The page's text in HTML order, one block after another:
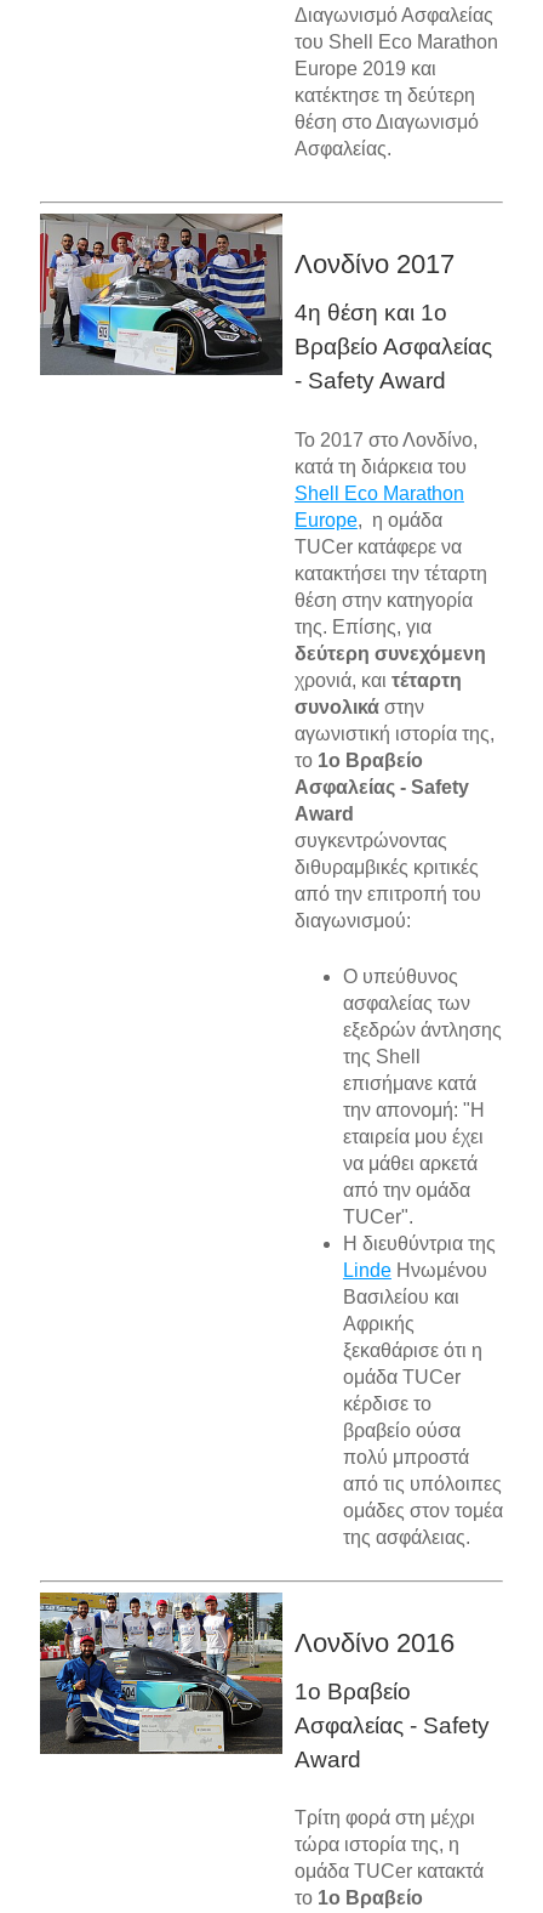
Διαγωνισμό Ασφαλείας
του Shell Eco Marathon
Europe 2019 και
κατέκτησε τη δεύτερη
θέση στο Διαγωνισμό
Ασφαλείας.
Λονδίνο 2017
4η θέση και 1ο
Βραβείο Ασφαλείας
- Safety Award
Το 2017 στο Λονδίνο,
κατά τη διάρκεια του
Shell Eco Marathon
Europe, η ομάδα
TUCer κατάφερε να
κατακτήσει την τέταρτη
θέση στην κατηγορία
της. Επίσης, για
δεύτερη συνεχόμενη
χρονιά, και τέταρτη
συνολικάστην
αγωνιστική ιστορία της,
το 1ο Βραβείο
Ασφαλείας - Safety
Award
συγκεντρώνοντας
διθυραμβικές κριτικές
από την επιτροπή του
διαγωνισμού:
Ο υπεύθυνος
ασφαλείας των
εξεδρών άντλησης
της Shell
επισήμανε κατά
την απονομή: "Η
εταιρεία μου έχει
να μάθει αρκετά
από την ομάδα
TUCer".
Η διευθύντρια της
LindeΗνωμένου
Βασιλείου και
Αφρικής
ξεκαθάρισε ότι η
ομάδα TUCer
κέρδισε το
βραβείο ούσα
πολύ μπροστά
από τις υπόλοιπες
ομάδες στον τομέα
της ασφάλειας.
Λονδίνο 2016
1ο Βραβείο
Ασφαλείας - Safety
Award
Τρίτη φορά στη μέχρι
τώρα ιστορία της, η
ομάδα TUCer κατακτά
το 1ο Βραβείο